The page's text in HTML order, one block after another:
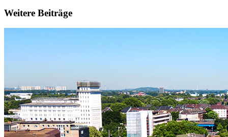
Weitere Beiträge